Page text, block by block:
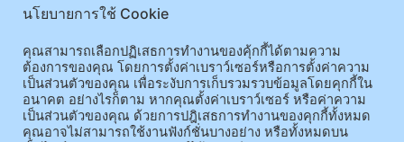
นโยบายการใช้ Cookie
คุณสามารถเลือกปฏิเสธการทำงานของคุ้กกี้ได้ตามความ
ต้องการของคุณ โดยการตั้งค่าเบราว์เซอร์หรือการตั้งค่าความ
เป็นส่วนตัวของคุณ เพื่อระงับการเก็บรวมรวบข้อมูลโดยคุกกี้ใน
อนาคต อย่างไรก็ตาม หากคุณตั้งค่าเบราว์เซอร์ หรือค่าความ
เป็นส่วนตัวของคุณ ด้วยการปฎิเสธการทำงานของคุกกี้ทั้งหมด
คุณอาจไม่สามารถใช้งานฟังก์ชั่นบางอย่าง หรือทั้งหมดบน